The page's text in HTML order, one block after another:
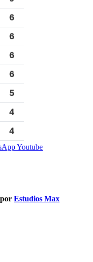
Youtube
Estudios Max